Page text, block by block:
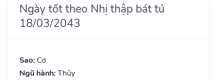
Ngày tốt theo Nhị thập bát tú
18/03/2043
Sao: Cơ
Ngũ hành: Thủy